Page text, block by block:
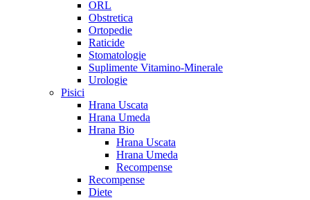
ORL
Obstretica
Ortopedie
Raticide
Stomatologie
Suplimente Vitamino-Minerale
Urologie
Pisici
Hrana Uscata
Hrana Umeda
Hrana Bio
Hrana Uscata
Hrana Umeda
Recompense
Recompense
Diete